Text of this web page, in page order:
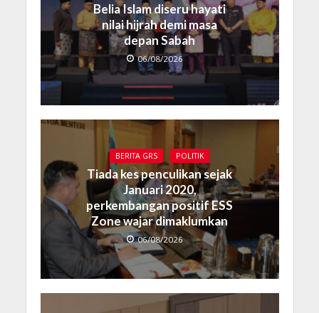
Belia Islam diseru hayati
nilai hijrah demi masa
depan Sabah
06/08/2026
BERITA GRS POLITIK
Tiada kes penculikan sejak
Januari 2020,
perkembangan positif ESS
Zone wajar dimaklumkan
06/08/2026